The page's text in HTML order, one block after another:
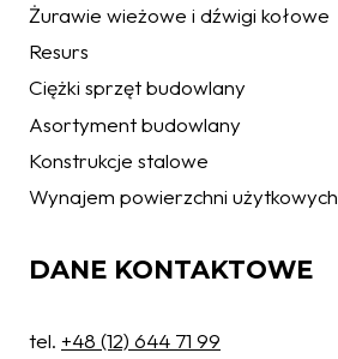
Żurawie wieżowe i dźwigi kołowe
Resurs
Ciężki sprzęt budowlany
Asortyment budowlany
Konstrukcje stalowe
Wynajem powierzchni użytkowych
DANE KONTAKTOWE
tel. +48 (12) 644 71 99